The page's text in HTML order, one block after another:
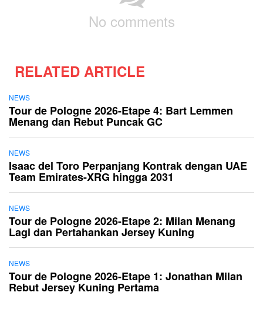
No comments
RELATED ARTICLE
NEWS
Tour de Pologne 2026-Etape 4: Bart Lemmen
Menang dan Rebut Puncak GC
NEWS
Isaac del Toro Perpanjang Kontrak dengan UAE
Team Emirates-XRG hingga 2031
NEWS
Tour de Pologne 2026-Etape 2: Milan Menang
Lagi dan Pertahankan Jersey Kuning
NEWS
Tour de Pologne 2026-Etape 1: Jonathan Milan
Rebut Jersey Kuning Pertama